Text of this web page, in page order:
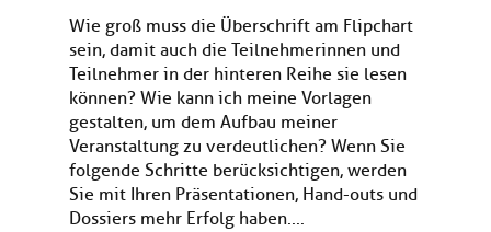
Wie groß muss die Überschrift am Flipchart
sein, damit auch die Teilnehmerinnen und
Teilnehmer in der hinteren Reihe sie lesen
können? Wie kann ich meine Vorlagen
gestalten, um dem Aufbau meiner
Veranstaltung zu verdeutlichen? Wenn Sie
folgende Schritte berücksichtigen, werden
Sie mit Ihren Präsentationen, Hand-outs und
Dossiers mehr Erfolg haben....